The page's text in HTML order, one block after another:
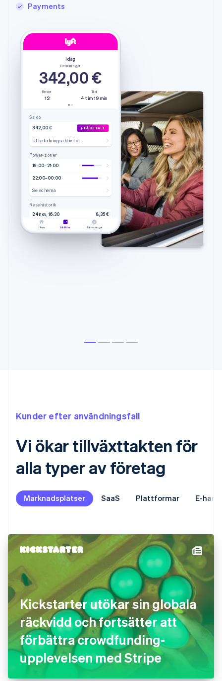
Payments
Idag
Betalningar
342,00 €
Resor
12
Tid
4 tim 19 min
Saldo
342,00 €
FÅ BETALT
Utbetalningsaktivitet
Power-zoner
19:00–21:00
22:00–00:00
Se schema
Resehistorik
24 nov, 16:30
8,35 €
4,20 min • 9 min 51 sek
Hem Intäkter Hänvisningar
Kunder efter användningsfall
Vi ökar tillväxttakten för
alla typer av företag
Marknadsplatser SaaS Plattformar E-
Kickstarter utökar sin globala
räckvidd och fortsätter att
förbättra crowdfunding-
upplevelsen med Stripe